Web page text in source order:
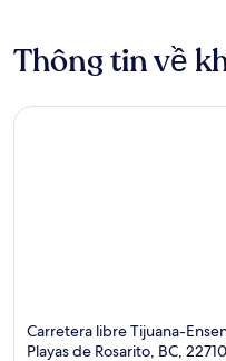
Thông tin về
Carretera libre Tijuana-
Playas de Rosarito, BC, 22710